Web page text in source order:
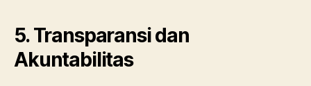
5. Transparansi dan
Akuntabilitas